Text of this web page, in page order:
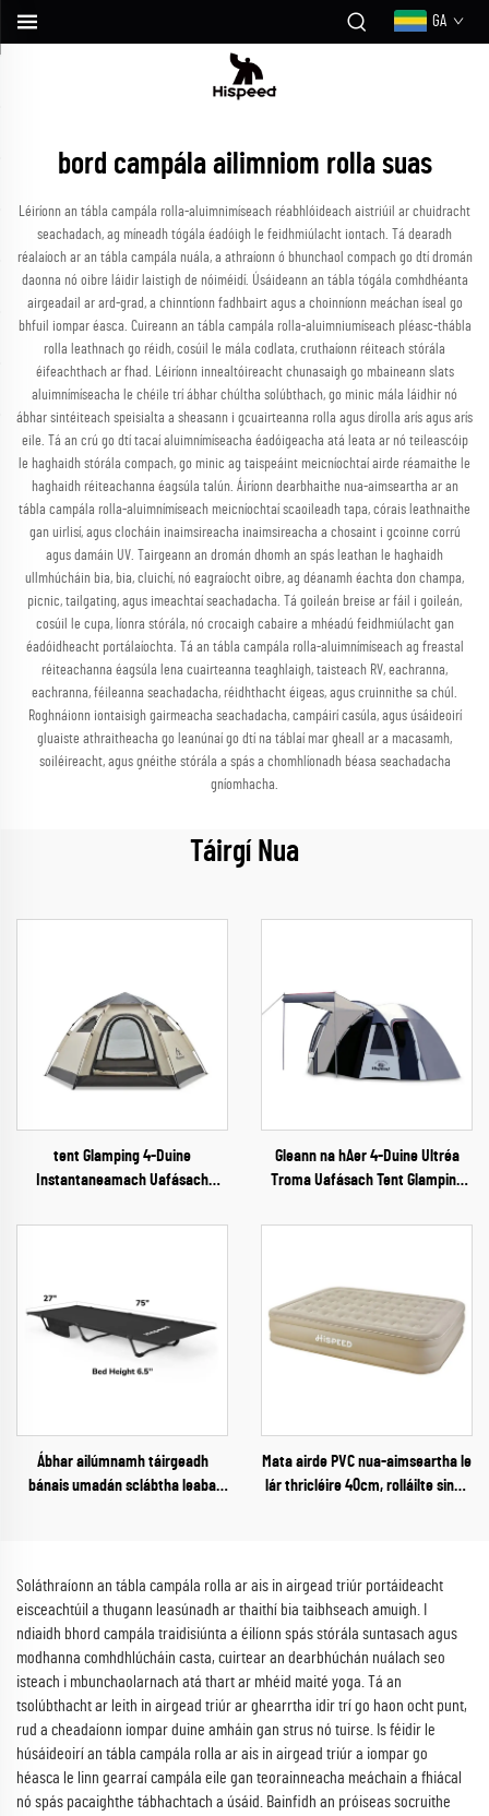
GA
bord campála ailimniom rolla suas
Léiríonn an tábla campála rolla-aluimnimíseach réabhlóideach aistriúil ar chuidracht
seachadach, ag míneadh tógála éadóigh le feidhmiúlacht iontach. Tá dearadh
réalaíoch ar an tábla campála nuála, a athraíonn ó bhunchaol compach go dtí dromán
daonna nó oibre láidir laistigh de nóiméidí. Úsáideann an tábla tógála comhdhéanta
airgeadail ar ard-grad, a chinntíonn fadhbairt agus a choinníonn meáchan íseal go
bhfuil iompar éasca. Cuireann an tábla campála rolla-aluimniumíseach pléasc-thábla
rolla leathnach go réidh, cosúil le mála codlata, cruthaíonn réiteach stórála
éifeachthach ar fhad. Léiríonn innealtóireacht chunasaigh go mbaineann slats
aluimnímíseacha le chéile trí ábhar chúltha solúbthach, go minic mála láidhir nó
ábhar sintéiteach speisialta a sheasann i gcuairteanna rolla agus dírolla arís agus arís
eile. Tá an crú go dtí tacaí aluimnímíseacha éadóigeacha atá leata ar nó teileascóip
le haghaidh stórála compach, go minic ag taispeáint meicníochtaí airde réamaithe le
haghaidh réiteachanna éagsúla talún. Áiríonn dearbhaithe nua-aimseartha ar an
tábla campála rolla-aluimnímíseach meicníochtaí scaoileadh tapa, córais leathnaithe
gan uirlisí, agus clocháin inaimsireacha inaimsireacha a chosaint i gcoinne corrú
agus damáin UV. Tairgeann an dromán dhomh an spás leathan le haghaidh
ullmhúcháin bia, bia, cluichí, nó eagraíocht oibre, ag déanamh éachta don champa,
picnic, tailgating, agus imeachtaí seachadacha. Tá goileán breise ar fáil i goileán,
cosúil le cupa, líonra stórála, nó crocaigh cabaire a mhéadú feidhmiúlacht gan
éadóidheacht portálaíochta. Tá an tábla campála rolla-aluimnímíseach ag freastal
réiteachanna éagsúla lena cuairteanna teaghlaigh, taisteach RV, eachranna,
eachranna, féileanna seachadacha, réidhthacht éigeas, agus cruinnithe sa chúl.
Roghnáionn iontaisigh gairmeacha seachadacha, campáirí casúla, agus úsáideoirí
gluaiste athraitheacha go leanúnaí go dtí na táblaí mar gheall ar a macasamh,
soiléireacht, agus gnéithe stórála a spás a chomhlíonadh béasa seachadacha
gníomhacha.
Táirgí Nua
tent Glamping 4-Duine
Instantaneamach Uafásach
Gleann na hAer 4-Duine Ultréa
Troma Uafásach Tent Glamping
Ábhar ailúmnamh táirgeadh
bánais umadán sclábtha leaba
Mata airde PVC nua-aimseartha le
lár thricléire 40cm, rolláilte singil
Soláthraíonn an tábla campála rolla ar ais in airgead triúr portáideacht
eisceachtúil a thugann leasúnadh ar thaithí bia taibhseach amuigh. I
ndiaidh bhord campála traidisiúnta a éilíonn spás stórála suntasach agus
modhanna comhdhlúcháin casta, cuirtear an dearbhúchán nuálach seo
isteach i mbunchaolarnach atá thart ar mhéid maité yoga. Tá an
tsolúbthacht ar leith in airgead triúr ar ghearrtha idir trí go haon ocht punt,
rud a cheadaíonn iompar duine amháin gan strus nó tuirse. Is féidir le
húsáideoirí an tábla campála rolla ar ais in airgead triúr a iompar go
héasca le linn gearraí campála eile gan teorainneacha meáchain a fhiácal
nó spás pacaighthe tábhachtach a úsáid. Bainfidh an próiseas socruithe